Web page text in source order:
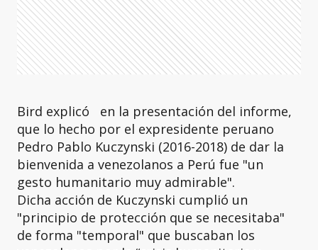
Bird explicó en la presentación del informe,
que lo hecho por el expresidente peruano
Pedro Pablo Kuczynski (2016-2018) de dar la
bienvenida a venezolanos a Perú fue "un
gesto humanitario muy admirable".
Dicha acción de Kuczynski cumplió un
"principio de protección que se necesitaba"
de forma "temporal" que buscaban los